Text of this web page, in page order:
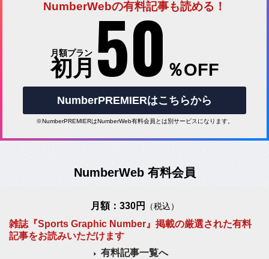
NumberWebの有料記事も読める！
月額プラン
初月 50 ％OFF
NumberPREMIERはこちらから
※NumberPREMIERはNumberWeb有料会員とは別サービスになります。
NumberWeb 有料会員
月額：330円 （税込）
雑誌『Sports Graphic Number』掲載の厳選された有料
記事をお読みいただけます
有料記事一覧へ